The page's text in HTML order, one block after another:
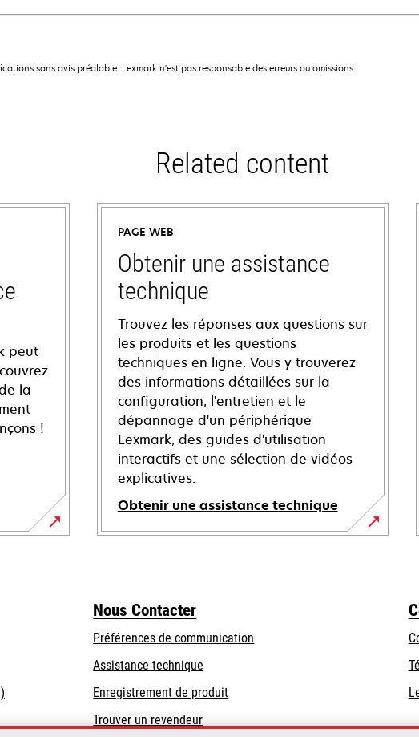
sans avis préalable. Lexmark n'est pas responsable des erreurs ou omissions.
Related content
peut
la
!
PAGE WEB
Obtenir une assistance
technique
Trouvez les réponses aux questions sur
les produits et les questions
techniques en ligne. Vous y trouverez
des informations détaillées sur la
configuration, l'entretien et le
dépannage d'un périphérique
Lexmark, des guides d'utilisation
interactifs et une sélection de vidéos
explicatives.
Obtenir une assistance technique
s’ouvre
onglet
un
Nous Contacter
Préférences de communication
s’ouvre
dans
un
nouvel
Assistance technique
dans
un
nouvel
Enregistrement de produit
Trouver un revendeur